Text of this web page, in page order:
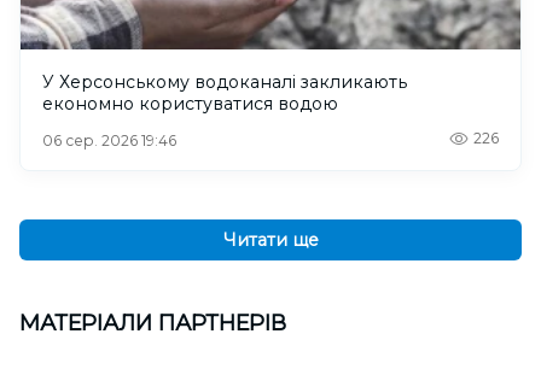
У Херсонському водоканалі закликають
економно користуватися водою
06 сер. 2026 19:46 226
Читати ще
МАТЕРІАЛИ ПАРТНЕРІВ